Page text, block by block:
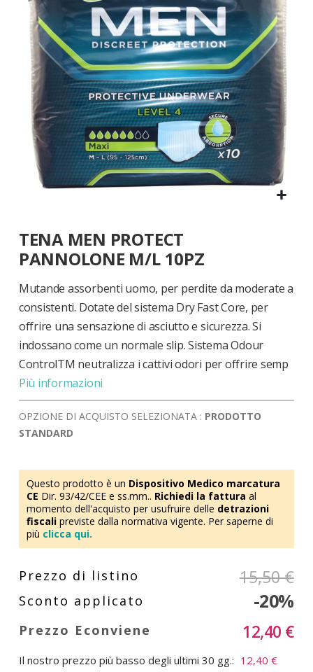
immagini
all'inizio
della
galleria
di
immagini
TENA MEN PROTECT
PANNOLONE M/L 10PZ
Mutande assorbenti uomo, per perdite da moderate a
consistenti. Dotate del sistema Dry Fast Core, per
offrire una sensazione di asciutto e sicurezza. Si
indossano come un normale slip. Sistema Odour
ControlTM neutralizza i cattivi odori per offrire semp
Più informazioni
OPZIONE DI ACQUISTO SELEZIONATA : PRODOTTO
STANDARD
Questo prodotto è un Dispositivo Medico marcatura
CE Dir. 93/42/CEE e ss.mm.. Richiedi la fattura al
momento dell'acquisto per usufruire delle detrazioni
fiscalipreviste dalla normativa vigente. Per saperne di
più clicca qui.
15,50 €
-20%
12,40 €
Il nostro prezzo più basso degli ultimi 30 gg.: 12,40 €